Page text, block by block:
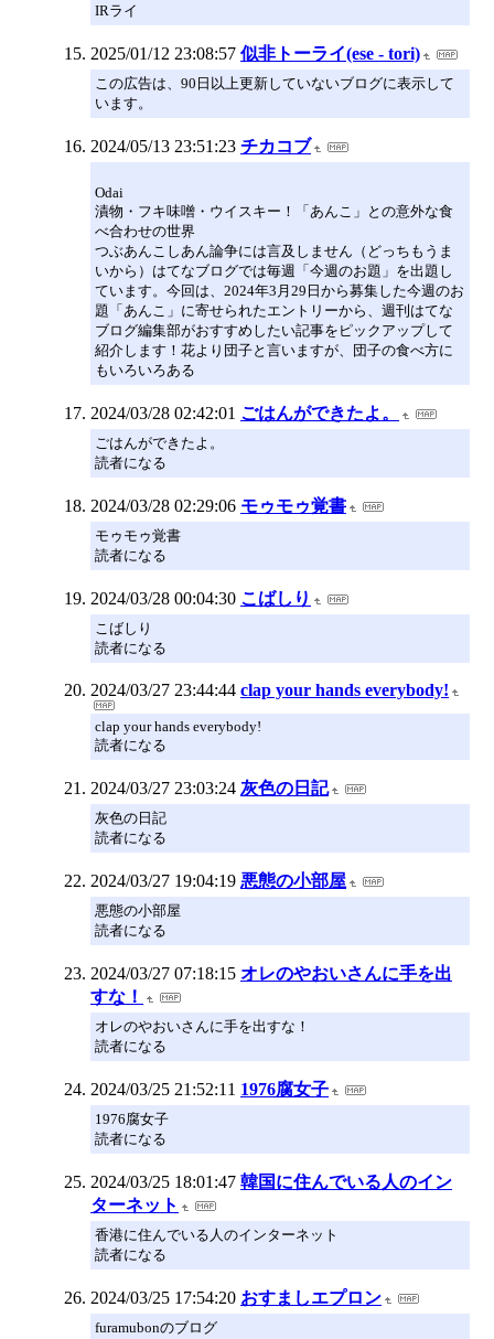
IRライ
2025/01/12 23:08:57 似非トーライ(ese - tori)
この広告は、90日以上更新していないブログに表示して
います。
2024/05/13 23:51:23 チカコブ
Odai
漬物・フキ味噌・ウイスキー！「あんこ」との意外な食
べ合わせの世界
つぶあんこしあん論争には言及しません（どっちもうま
いから）はてなブログでは毎週「今週のお題」を出題し
ています。今回は、2024年3月29日から募集した今週のお
題「あんこ」に寄せられたエントリーから、週刊はてな
ブログ編集部がおすすめしたい記事をピックアップして
紹介します！花より団子と言いますが、団子の食べ方に
もいろいろある
2024/03/28 02:42:01 ごはんができたよ。
ごはんができたよ。
読者になる
2024/03/28 02:29:06 モゥモゥ覚書
モゥモゥ覚書
読者になる
2024/03/28 00:04:30 こばしり
こばしり
読者になる
2024/03/27 23:44:44 clap your hands everybody!
clap your hands everybody!
読者になる
2024/03/27 23:03:24 灰色の日記
灰色の日記
読者になる
2024/03/27 19:04:19 悪態の小部屋
悪態の小部屋
読者になる
2024/03/27 07:18:15 オレのやおいさんに手を出
すな！
オレのやおいさんに手を出すな！
読者になる
2024/03/25 21:52:11 1976腐女子
1976腐女子
読者になる
2024/03/25 18:01:47 韓国に住んでいる人のイン
ターネット
香港に住んでいる人のインターネット
読者になる
2024/03/25 17:54:20 おすましエプロン
furamubonのブログ